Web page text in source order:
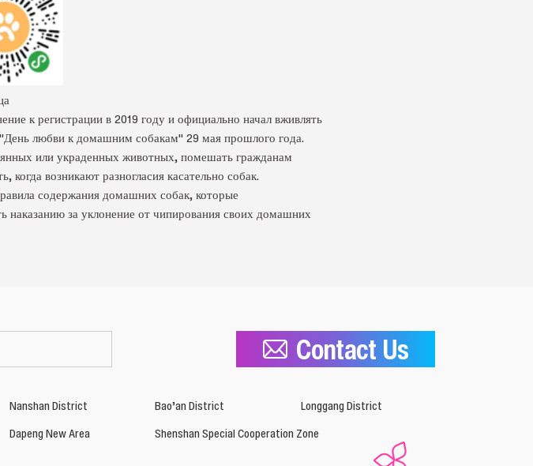
к регистрации в 2019 году и официально начал вживлять
любви к домашним собакам" 29 мая прошлого года.
или украденных животных, помешать гражданам
возникают разногласия касательно собак.
содержания домашних собак, которые
наказанию за уклонение от чипирования своих домашних
Contact Us
Nanshan District Bao’an District
Longgang District
Dapeng New Area Shenshan Special Cooperation Zone